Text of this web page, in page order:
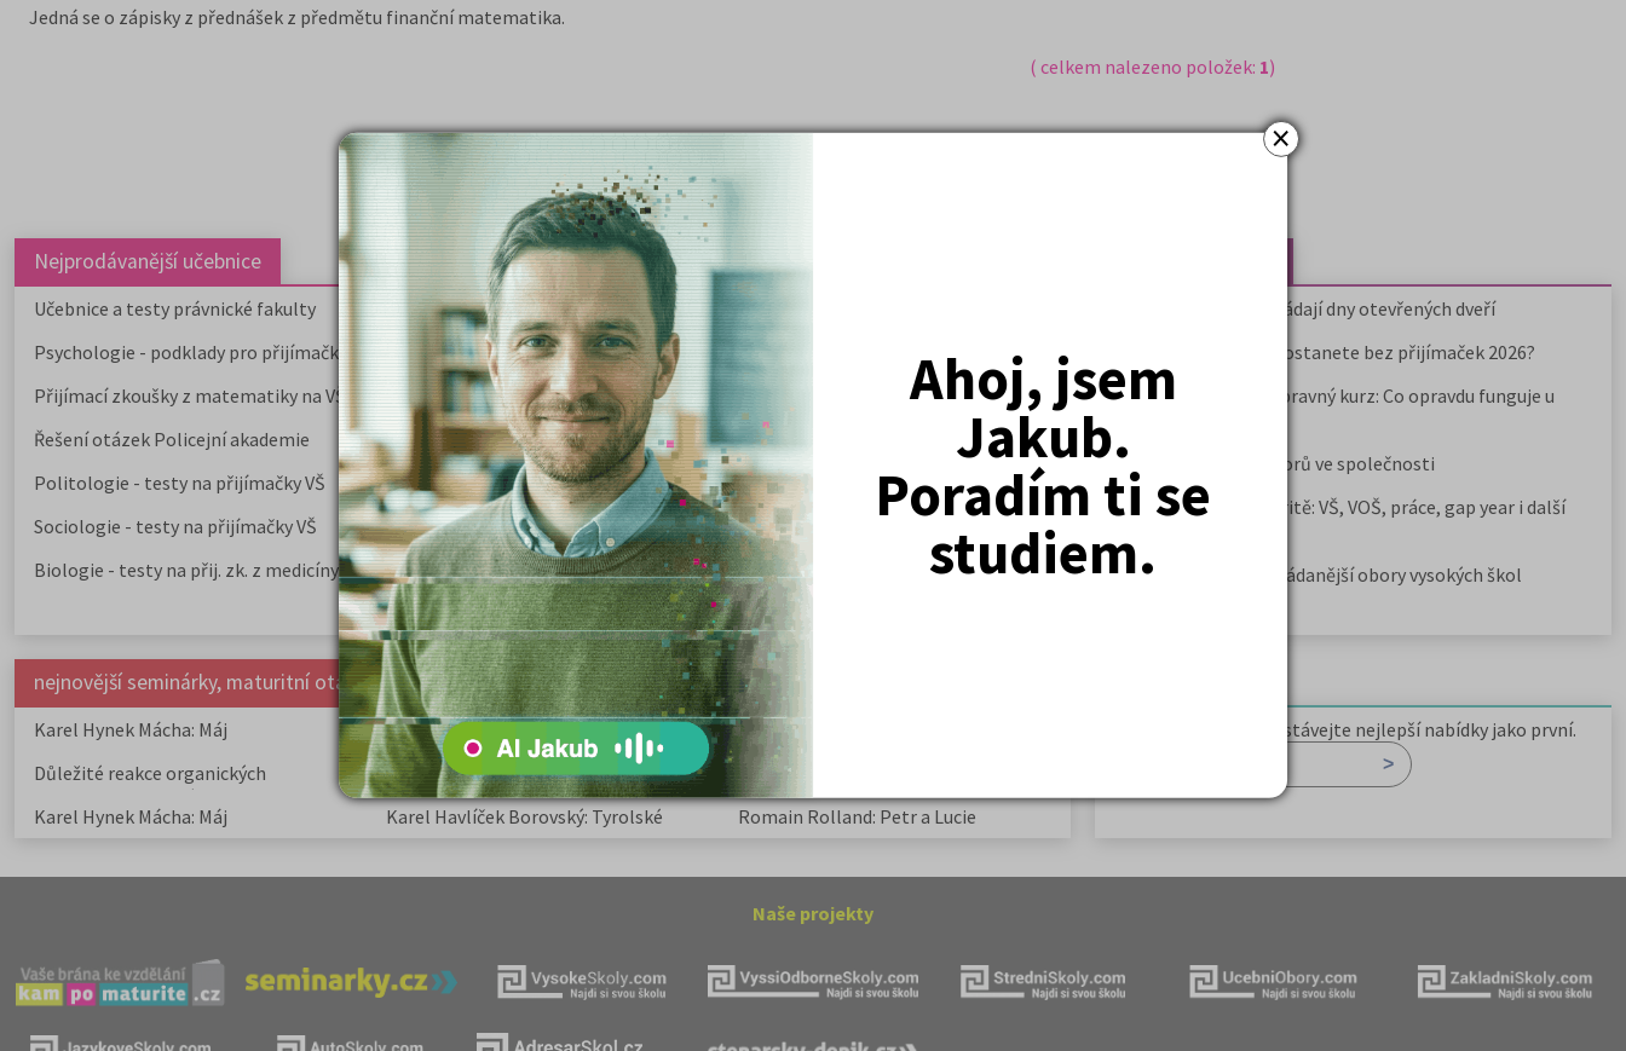
×
Ahoj, jsem
Jakub.
Poradím ti se
studiem.
Jedná se o zápisky z přednášek z předmětu finanční matematika.
( celkem nalezeno položek: 1)
Nejprodávanější učebnice
Učebnice a testy právnické fakulty
Psychologie - podklady pro přijímačky
Přijímací zkoušky z matematiky na VŠE Praha
Řešení otázek Policejní akademie
Politologie - testy na přijímačky VŠ
Sociologie - testy na přijímačky VŠ
Biologie - testy na přij. zk. z medicíny
Nejžádanější kurzy
Právnické fakulty
Psychologie
Lékařské fakulty, farmacie
Společenské a human. vědy
Ekonomické fakulty
Žurnalistika
Politologie a mezinár. vztahy
Policejní akademie
Kdy vysoké školy pořádají dny otevřených dveří
Na které fakulty se dostanete bez přijímaček 2026?
Samostudium vs. přípravný kurz: Co opravdu funguje u
Prestiž a vnímání oborů ve společnosti
Rozcestník po maturitě: VŠ, VOŠ, práce, gap year i další
Jak se dostat na nejžádanější obory vysokých škol
nejnovější seminárky, maturitní otázky a čtenářsky deník
Karel Hynek Mácha: Máj
Karel Havlíček Borovský: Tyrolské
elegie
Kritika hry M. L. King v Salesiánském
divadle
Důležité reakce organických
sloučenin a jejich význam
Zákonitosti v elektronové struktuře
Základní charakteristiky obyvatelstva
a geografie sídel
Karel Hynek Mácha: Máj
Karel Havlíček Borovský: Tyrolské
Romain Rolland: Petr a Lucie
Zaregistrujte se a dostávejte nejlepší nabídky jako první.
Naše projekty